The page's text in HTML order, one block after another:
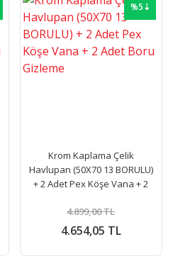
%5⇣
Krom Kaplama Çelik
Havlupan (50X70 13 BORULU)
+ 2 Adet Pex Köşe Vana + 2
4.654,05 TL
4.899,00 TL